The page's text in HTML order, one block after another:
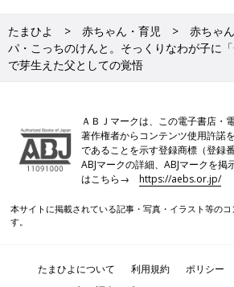
たまひよ 赤ちゃん・育児 赤ちゃ
パ・こっちのけんと。そっくりなわが子に
で芽生えた父としての覚悟
ＡＢＪマークは、この電子書店・
著作権者からコンテンツ使用許諾
であることを示す登録商標（登録
ABJマークの詳細、ABJマークを
はこちら→https://aebs.or.jp/
本サイトに掲載されている記事・写真・イラスト等の
す。
たまひよについて 利用規約 ポリシー